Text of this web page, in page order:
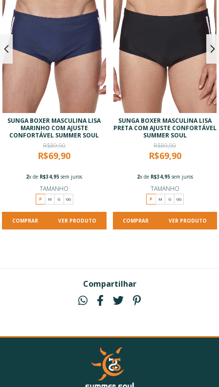
SUNGA BOXER MASCULINA LISA
MARINHO COM AJUSTE
CONFORTÁVEL SUMMER SOUL
R$89,90
R$69,90
2x de R$34,95 sem juros
TAMANHO
P M G GG
VER PRODUTO
SUNGA BOXER MASCULINA LISA
PRETA COM AJUSTE CONFORTÁVEL
SUMMER SOUL
R$89,90
R$69,90
2x de R$34,95sem juros
TAMANHO
P M G GG
VER PRODUTO
Compartilhar